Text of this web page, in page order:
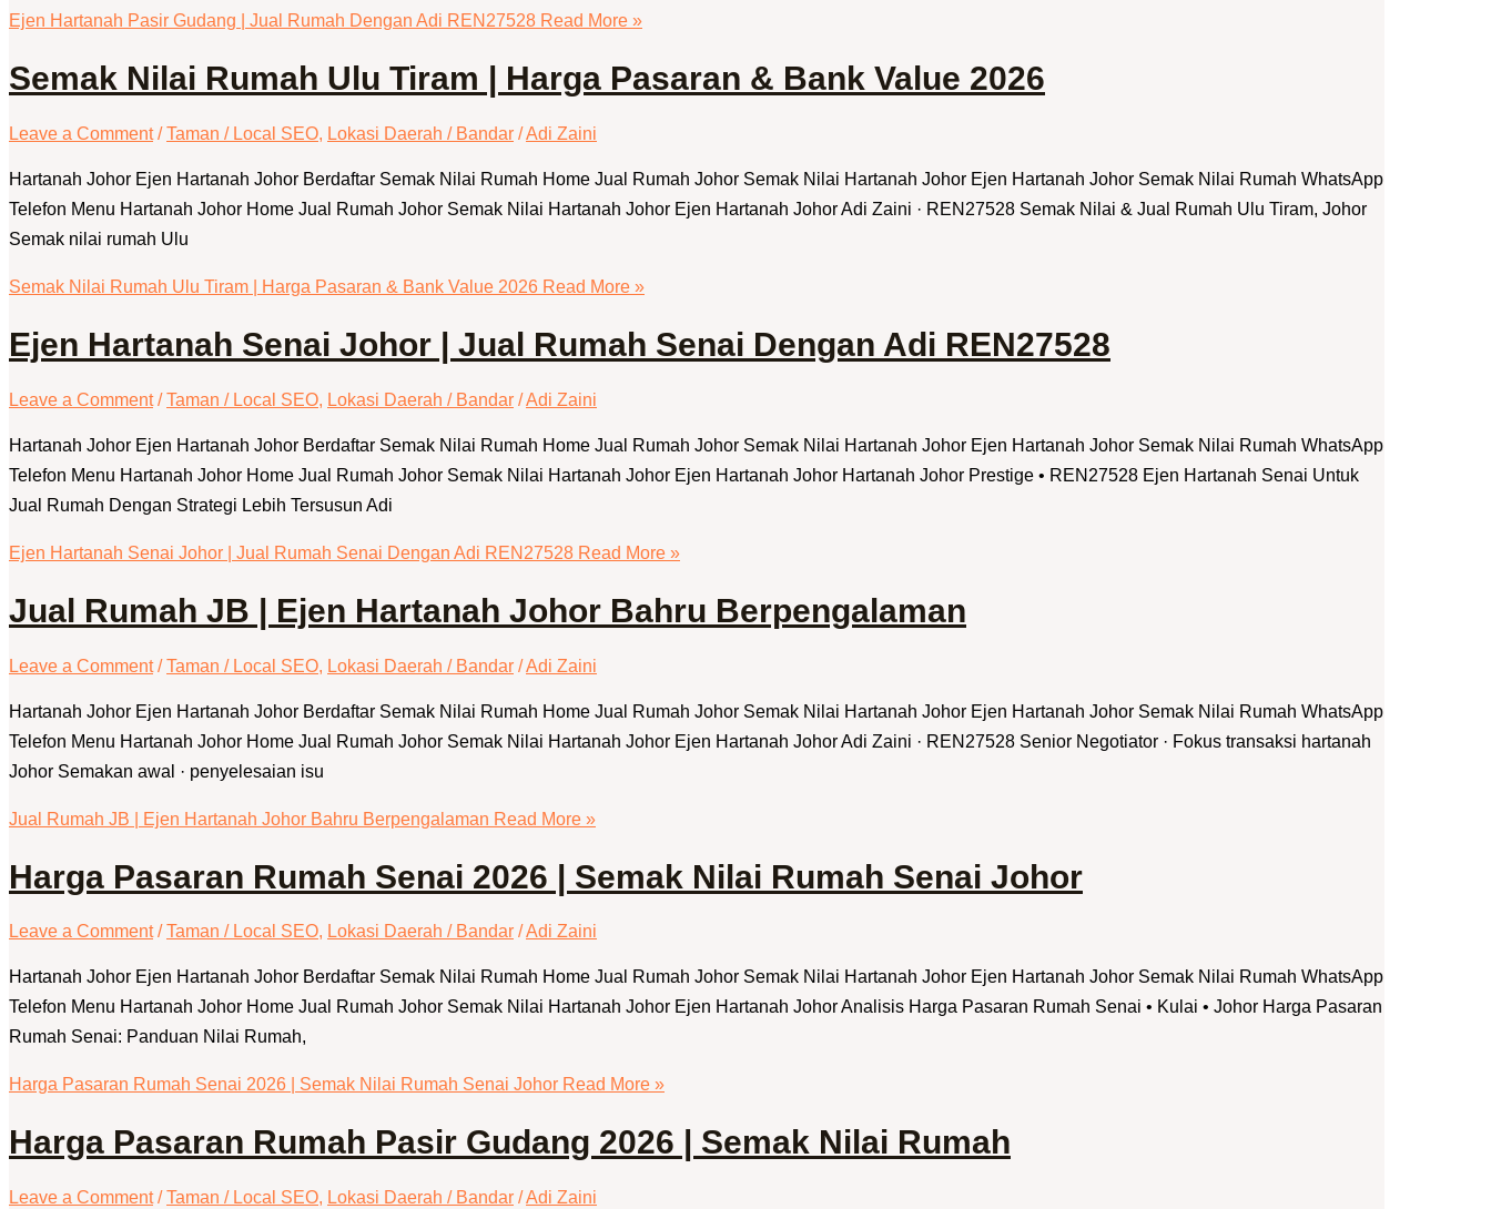
Ejen Hartanah Pasir Gudang | Jual Rumah Dengan Adi REN27528 Read More »
Semak Nilai Rumah Ulu Tiram | Harga Pasaran & Bank Value 2026
Leave a Comment /Taman / Local SEO, Lokasi Daerah / Bandar /Adi Zaini
Hartanah Johor Ejen Hartanah Johor Berdaftar Semak Nilai Rumah Home Jual Rumah Johor Semak Nilai Hartanah Johor Ejen Hartanah Johor Semak Nilai Rumah WhatsApp
Telefon Menu Hartanah Johor Home Jual Rumah Johor Semak Nilai Hartanah Johor Ejen Hartanah Johor Adi Zaini · REN27528 Semak Nilai & Jual Rumah Ulu Tiram, Johor
Semak nilai rumah Ulu
Semak Nilai Rumah Ulu Tiram | Harga Pasaran & Bank Value 2026 Read More »
Ejen Hartanah Senai Johor | Jual Rumah Senai Dengan Adi REN27528
Leave a Comment /Taman / Local SEO, Lokasi Daerah / Bandar /Adi Zaini
Hartanah Johor Ejen Hartanah Johor Berdaftar Semak Nilai Rumah Home Jual Rumah Johor Semak Nilai Hartanah Johor Ejen Hartanah Johor Semak Nilai Rumah WhatsApp
Telefon Menu Hartanah Johor Home Jual Rumah Johor Semak Nilai Hartanah Johor Ejen Hartanah Johor Hartanah Johor Prestige • REN27528 Ejen Hartanah Senai Untuk
Jual Rumah Dengan Strategi Lebih Tersusun Adi
Ejen Hartanah Senai Johor | Jual Rumah Senai Dengan Adi REN27528 Read More »
Jual Rumah JB | Ejen Hartanah Johor Bahru Berpengalaman
Leave a Comment /Taman / Local SEO, Lokasi Daerah / Bandar /Adi Zaini
Hartanah Johor Ejen Hartanah Johor Berdaftar Semak Nilai Rumah Home Jual Rumah Johor Semak Nilai Hartanah Johor Ejen Hartanah Johor Semak Nilai Rumah WhatsApp
Telefon Menu Hartanah Johor Home Jual Rumah Johor Semak Nilai Hartanah Johor Ejen Hartanah Johor Adi Zaini · REN27528 Senior Negotiator · Fokus transaksi hartanah
Johor Semakan awal · penyelesaian isu
Jual Rumah JB | Ejen Hartanah Johor Bahru Berpengalaman Read More »
Harga Pasaran Rumah Senai 2026 | Semak Nilai Rumah Senai Johor
Leave a Comment /Taman / Local SEO, Lokasi Daerah / Bandar /Adi Zaini
Hartanah Johor Ejen Hartanah Johor Berdaftar Semak Nilai Rumah Home Jual Rumah Johor Semak Nilai Hartanah Johor Ejen Hartanah Johor Semak Nilai Rumah WhatsApp
Telefon Menu Hartanah Johor Home Jual Rumah Johor Semak Nilai Hartanah Johor Ejen Hartanah Johor Analisis Harga Pasaran Rumah Senai • Kulai • Johor Harga Pasaran
Rumah Senai: Panduan Nilai Rumah,
Harga Pasaran Rumah Senai 2026 | Semak Nilai Rumah Senai Johor Read More »
Harga Pasaran Rumah Pasir Gudang 2026 | Semak Nilai Rumah
Leave a Comment /Taman / Local SEO, Lokasi Daerah / Bandar /Adi Zaini